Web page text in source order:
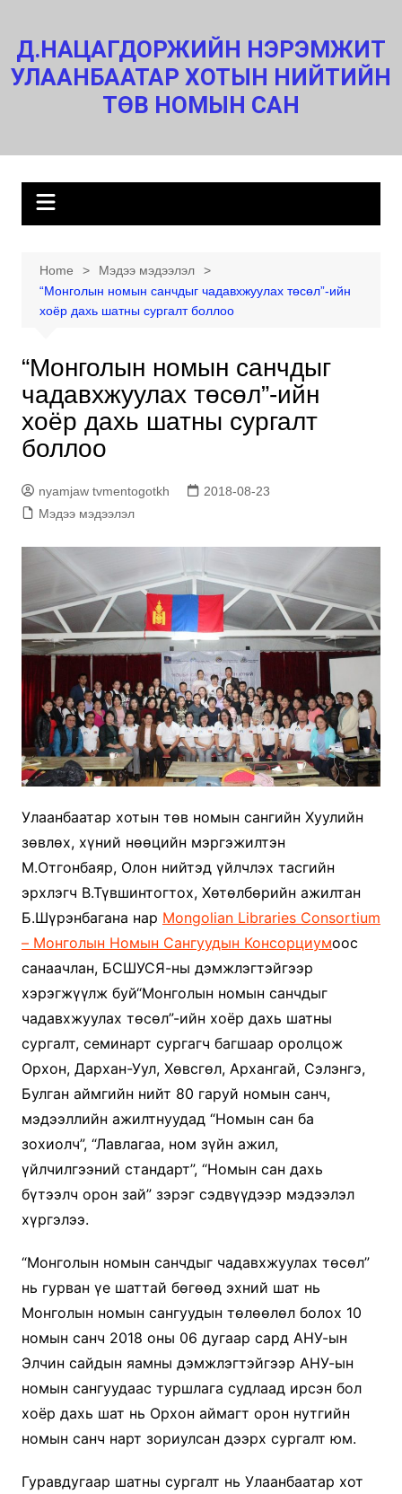
content
Д.НАЦАГДОРЖИЙН НЭРЭМЖИТ
УЛААНБААТАР ХОТЫН НИЙТИЙН
ТӨВ НОМЫН САН
Home
Мэдээ мэдээлэл
“Монголын номын санчдыг чадавхжуулах төсөл”-ийн
хоёр дахь шатны сургалт боллоо
“Монголын номын санчдыг
чадавхжуулах төсөл”-ийн
хоёр дахь шатны сургалт
боллоо
nyamjaw tvmentogotkh
2018-08-23
Мэдээ мэдээлэл
Улаанбаатар хотын төв номын сангийн Хуулийн
зөвлөх, хүний нөөцийн мэргэжилтэн
М.Отгонбаяр, Олон нийтэд үйлчлэх тасгийн
эрхлэгч В.Түвшинтогтох, Хөтөлбөрийн ажилтан
Б.Шүрэнбагана нар Mongolian Libraries Consortium
– Монголын Номын Сангуудын Консорциумоос
санаачлан, БСШУСЯ-ны дэмжлэгтэйгээр
хэрэгжүүлж буй“Монголын номын санчдыг
чадавхжуулах төсөл”-ийн хоёр дахь шатны
сургалт, семинарт сургагч багшаар оролцож
Орхон, Дархан-Уул, Хөвсгөл, Архангай, Сэлэнгэ,
Булган аймгийн нийт 80 гаруй номын санч,
мэдээллийн ажилтнуудад “Номын сан ба
зохиолч”, “Лавлагаа, ном зүйн ажил,
үйлчилгээний стандарт”, “Номын сан дахь
бүтээлч орон зай” зэрэг сэдвүүдээр мэдээлэл
хүргэлээ.
“Монголын номын санчдыг чадавхжуулах төсөл”
нь гурван үе шаттай бөгөөд эхний шат нь
Монголын номын сангуудын төлөөлөл болох 10
номын санч 2018 оны 06 дугаар сард АНУ-ын
Элчин сайдын яамны дэмжлэгтэйгээр АНУ-ын
номын сангуудаас туршлага судлаад ирсэн бол
хоёр дахь шат нь Орхон аймагт орон нутгийн
номын санч нарт зориулсан дээрх сургалт юм.
Гуравдугаар шатны сургалт нь Улаанбаатар хот